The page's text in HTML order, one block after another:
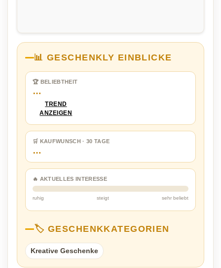
📊 GESCHENKLY EINBLICKE
🏆 BELIEBTHEIT
…
TREND
ANZEIGEN
🛒 KAUFWUNSCH · 30 TAGE
…
🔥 AKTUELLES INTERESSE
ruhig steigt sehr beliebt
🏷️ GESCHENKKATEGORIEN
Kreative Geschenke